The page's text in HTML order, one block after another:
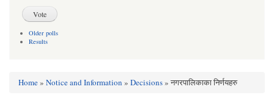
Older polls
Results
Home» Notice and Information » Decisions» नगरपालिकाका निर्णयहरु